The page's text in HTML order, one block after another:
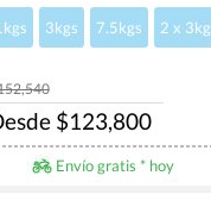
3kgs 7.5kgs 2 x 3kg
$123,800
Envío gratis * hoy